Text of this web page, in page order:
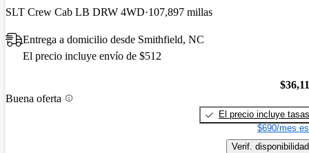
SLT Crew Cab LB DRW 4WD 107,897 millas
Entrega a domicilio desde Smithfield, NC
El precio incluye envío de $512
Buena oferta
El precio incluye tasas
$690/mes
Verif. disponibilidad